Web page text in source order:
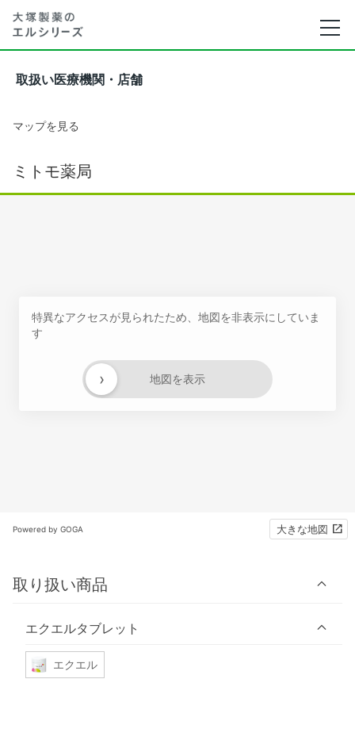
取扱い医療機関・店舗
マップを見る
ミトモ薬局
特異なアクセスが見られたため、地図を非表示にしていま
す
地図を表示
›
Powered by GOGA 大きな地図
取り扱い商品
エクエルタブレット
エクエル